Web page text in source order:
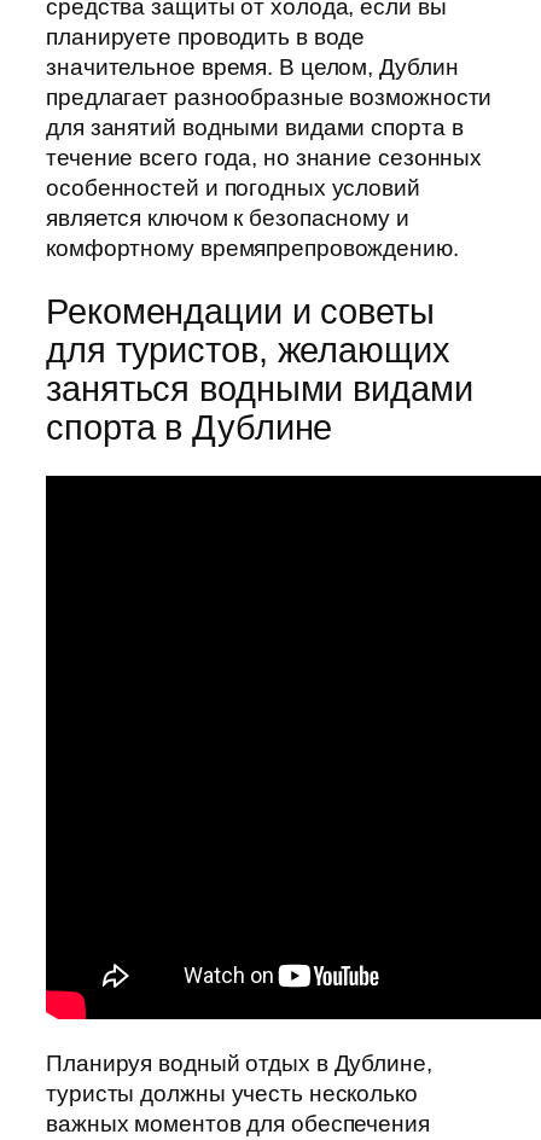
средства защиты от холода, если вы
планируете проводить в воде
значительное время. В целом, Дублин
предлагает разнообразные возможности
для занятий водными видами спорта в
течение всего года, но знание сезонных
особенностей и погодных условий
является ключом к безопасному и
комфортному времяпрепровождению.
Рекомендации и советы
для туристов, желающих
заняться водными видами
спорта в Дублине
Планируя водный отдых в Дублине,
туристы должны учесть несколько
важных моментов для обеспечения